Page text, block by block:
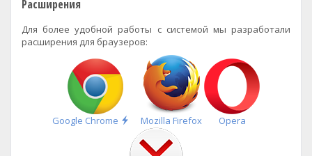
Расширения
Для более удобной работы с системой мы разработали
расширения для браузеров:
Google Chrome
Быстрая
установка
Mozilla Firefox Opera